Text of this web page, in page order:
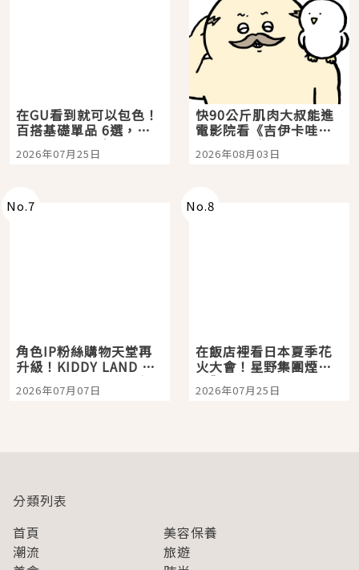
在GU看到就可以包色！
百搭基礎單品 6選，閉
眼全收也不心疼
2026年07月25日
快90公斤肌肉大叔能進
電影院看《吉伊卡哇》
嗎？日本重金屬樂團
「打首」會長與nagano
2026年08月03日
No.7
角色IP粉絲購物天堂再
升級！KIDDY LAND 原
宿店吉伊卡哇迎客，新
開幕 OMOKADO 店3分
2026年07月07日
No.8
在飯店裡看日本夏季花
火大會！星野集團煙火
景觀飯店6選，讓你不用
人擠人悠閒欣賞
2026年07月25日
分類列表
首頁
美容保養
潮流
旅遊